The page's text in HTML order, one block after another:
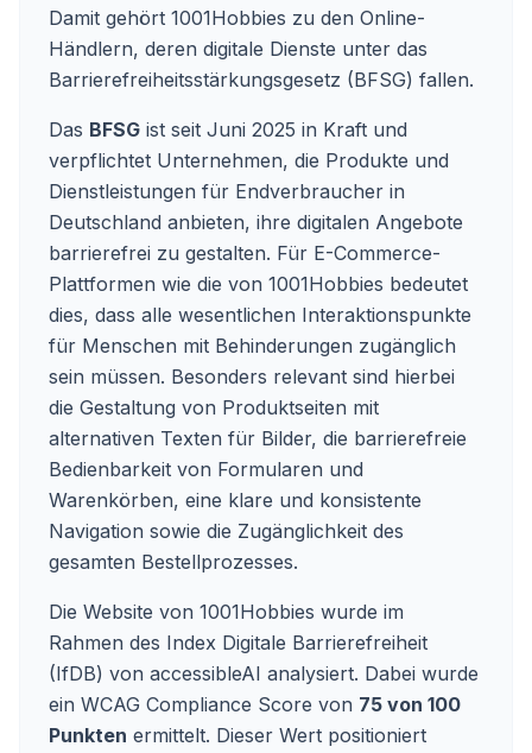
Damit gehört 1001Hobbies zu den Online-
Händlern, deren digitale Dienste unter das
Barrierefreiheitsstärkungsgesetz (BFSG) fallen.
Das BFSG ist seit Juni 2025 in Kraft und
verpflichtet Unternehmen, die Produkte und
Dienstleistungen für Endverbraucher in
Deutschland anbieten, ihre digitalen Angebote
barrierefrei zu gestalten. Für E-Commerce-
Plattformen wie die von 1001Hobbies bedeutet
dies, dass alle wesentlichen Interaktionspunkte
für Menschen mit Behinderungen zugänglich
sein müssen. Besonders relevant sind hierbei
die Gestaltung von Produktseiten mit
alternativen Texten für Bilder, die barrierefreie
Bedienbarkeit von Formularen und
Warenkörben, eine klare und konsistente
Navigation sowie die Zugänglichkeit des
gesamten Bestellprozesses.
Die Website von 1001Hobbies wurde im
Rahmen des Index Digitale Barrierefreiheit
(IfDB) von accessibleAI analysiert. Dabei wurde
ein WCAG Compliance Score von 75 von 100
Punkten ermittelt. Dieser Wert positioniert